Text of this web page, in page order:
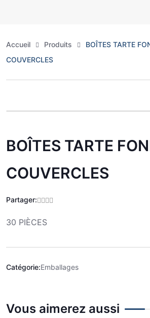
Accueil Produits
BOÎTES TARTE
COUVERCLES
BOÎTES TARTE
COUVERCLES
Partager:
30 PIÈCES
Catégorie:Emballages
Vous aimerez aussi